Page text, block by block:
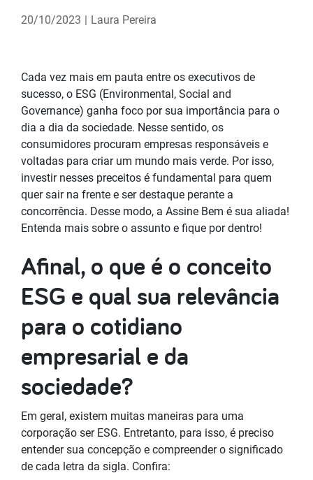
20/10/2023 | Laura Pereira
Cada vez mais em pauta entre os executivos de
sucesso, o ESG (Environmental, Social and
Governance) ganha foco por sua importância para o
dia a dia da sociedade. Nesse sentido, os
consumidores procuram empresas responsáveis e
voltadas para criar um mundo mais verde. Por isso,
investir nesses preceitos é fundamental para quem
quer sair na frente e ser destaque perante a
concorrência. Desse modo, a Assine Bem é sua aliada!
Entenda mais sobre o assunto e fique por dentro!
Afinal, o que é o conceito
ESG e qual sua relevância
para o cotidiano
empresarial e da
sociedade?
Em geral, existem muitas maneiras para uma
corporação ser ESG. Entretanto, para isso, é preciso
entender sua concepção e compreender o significado
de cada letra da sigla. Confira: